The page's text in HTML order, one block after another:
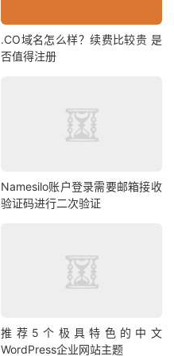
.CO域名怎么样？续费比较贵 是
否值得注册
Namesilo账户登录需要邮箱接收
验证码进行二次验证
推荐5个极具特色的中文
WordPress企业网站主题